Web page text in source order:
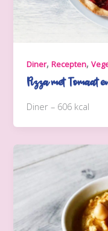
Diner,Recepten,
Pizza met Tomaat
Diner – 606 kcal